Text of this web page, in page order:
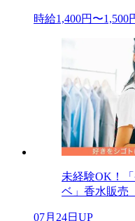
時給1,400円〜1,500
未経験OK！
ベ」香水販
07月24日UP